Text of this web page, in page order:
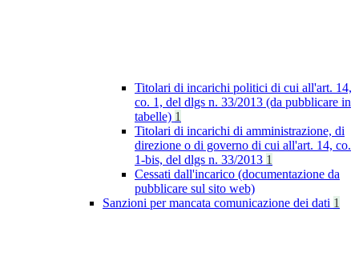
Titolari di incarichi politici di cui all'art. 14,
co. 1, del dlgs n. 33/2013 (da pubblicare in
tabelle) 1
Titolari di incarichi di amministrazione, di
direzione o di governo di cui all'art. 14, co.
1-bis, del dlgs n. 33/2013 1
Cessati dall'incarico (documentazione da
pubblicare sul sito web)
Sanzioni per mancata comunicazione dei dati 1